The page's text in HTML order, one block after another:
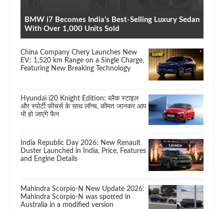
BMW i7 Becomes India’s Best-Selling Luxury Sedan
With Over 1,000 Units Sold
China Company Chery Launches New
EV: 1,520 km Range on a Single Charge,
Featuring New Breaking Technology
Hyundai i20 Knight Edition: ब्लैक स्टाइल
और स्पोर्टी फीचर्स के साथ लॉन्च, कीमत जानकर आप
भी हो जाएंगे फैन
India Republic Day 2026: New Renault
Duster Launched in India, Price, Features
and Engine Details
Mahindra Scorpio-N New Update 2026:
Mahindra Scorpio-N was spotted in
Australia in a modified version